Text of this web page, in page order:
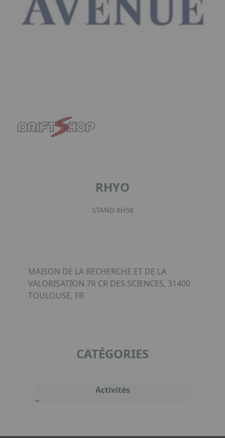
RHYO
STAND 6H58
MAISON DE LA RECHERCHE ET DE LA
VALORISATION 7R CR DES SCIENCES, 31400
TOULOUSE, FR
CATÉGORIES
Activités